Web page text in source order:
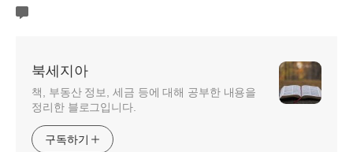
북세지아
책, 부동산 정보, 세금 등에 대해 공부한 내용을
정리한 블로그입니다.
구독하기